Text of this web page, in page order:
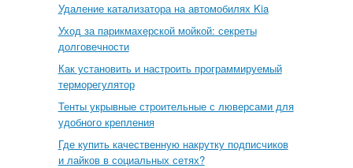
Удаление катализатора на автомобилях Kia
Уход за парикмахерской мойкой: секреты
долговечности
Как установить и настроить программируемый
терморегулятор
Тенты укрывные строительные с люверсами для
удобного крепления
Где купить качественную накрутку подписчиков
и лайков в социальных сетях?